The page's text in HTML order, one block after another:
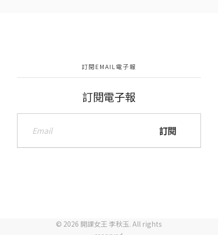
訂閱EMAIL電子報
訂閱電子報
© 2026 開課女王 李秋玉. All rights